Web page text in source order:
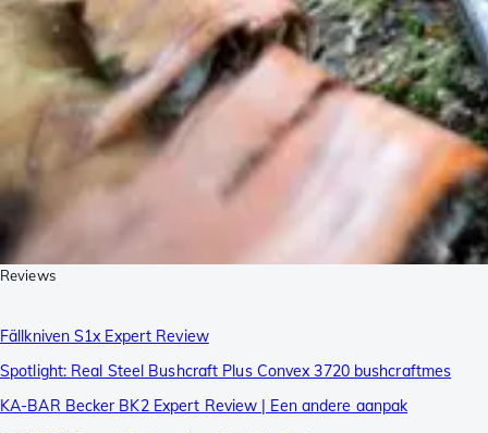
Reviews
Fällkniven S1x Expert Review
Spotlight: Real Steel Bushcraft Plus Convex 3720 bushcraftmes
KA-BAR Becker BK2 Expert Review | Een andere aanpak